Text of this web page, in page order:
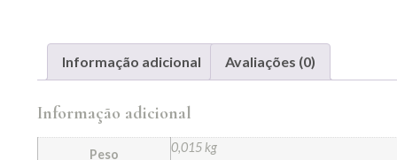
Informação adicional Avaliações (0)
Informação adicional
Peso 0,015 kg